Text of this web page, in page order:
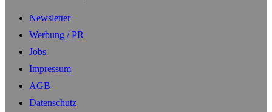
Newsletter
Werbung / PR
Jobs
Impressum
AGB
Datenschutz